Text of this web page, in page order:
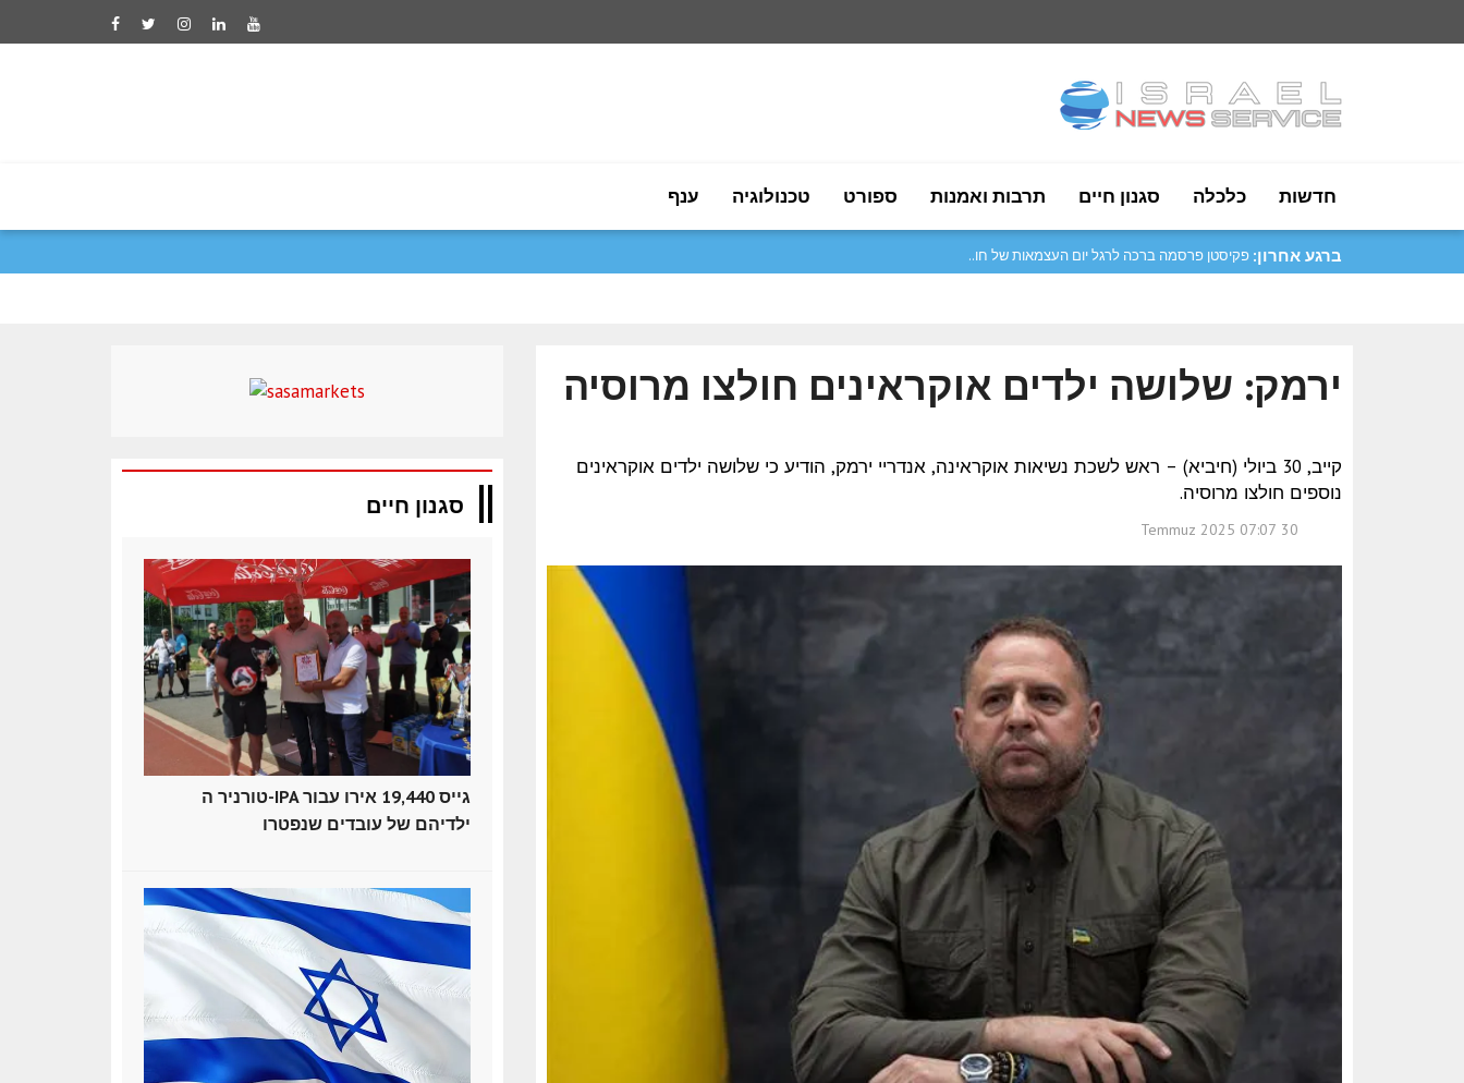
ענף טכנולוגיה ספורט תרבות ואמנות סגנון חיים כלכלה חדשות
ברגע אחרון: מגמה שלילית בשוקי המטבעות הקריפטוגרפיים..
ירמק: שלושה ילדים אוקראינים חולצו מרוסיה
קייב, 30 ביולי (חיביא) – ראש לשכת נשיאות אוקראינה, אנדריי ירמק, הודיע כי שלושה ילדים אוקראינים
נוספים חולצו מרוסיה.
30 Temmuz 2025 07:07
סגנון חיים
טורניר ה-IPA גייס 19,440 אירו עבור
ילדיהם של עובדים שנפטרו